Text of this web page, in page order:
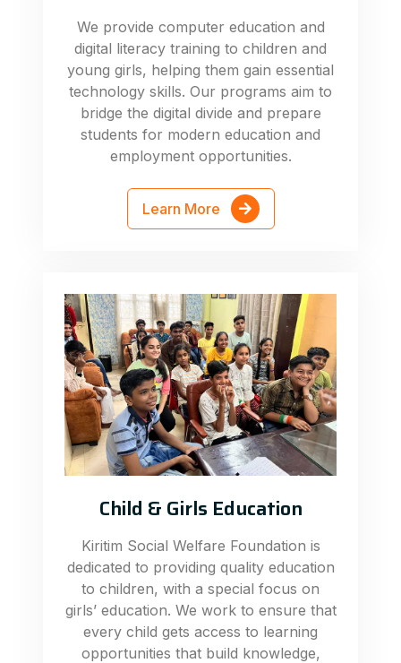
We provide computer education and
digital literacy training to children and
young girls, helping them gain essential
technology skills. Our programs aim to
bridge the digital divide and prepare
students for modern education and
employment opportunities.
Learn More
Child & Girls Education
Kiritim Social Welfare Foundation is
dedicated to providing quality education
to children, with a special focus on
girls’ education. We work to ensure that
every child gets access to learning
opportunities that build knowledge,